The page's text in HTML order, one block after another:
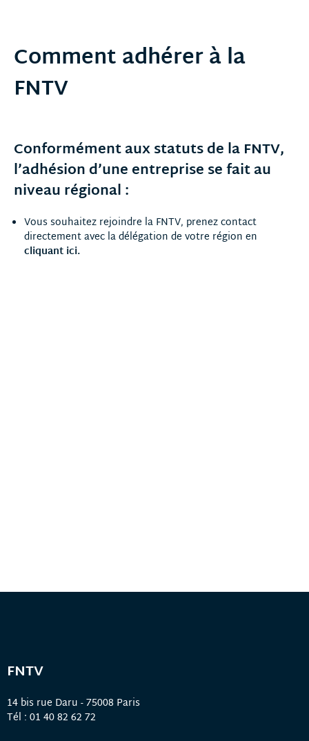
Comment adhérer à la
FNTV
Conformément aux statuts de la FNTV,
l’adhésion d’une entreprise se fait au
niveau régional :
Vous souhaitez rejoindre la FNTV, prenez contact
directement avec la délégation de votre région en
cliquant ici.
FNTV
14 bis rue Daru - 75008 Paris
Tél : 01 40 82 62 72